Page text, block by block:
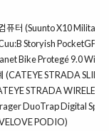
퓨터 (Suunto X10 Military)
Storyish PocketGPS
Bike Protegé 9.0
STRADA SLIM
STRADA
DuoTrap Digital
PODIO)